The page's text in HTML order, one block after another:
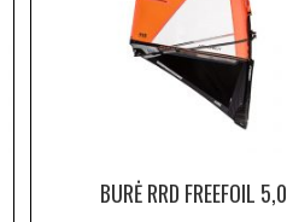
BURĖ RRD FREEFOIL 5,0